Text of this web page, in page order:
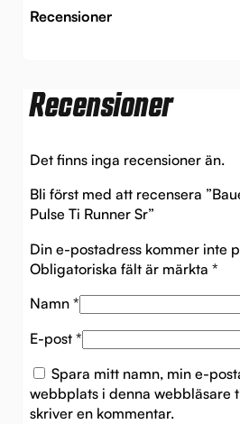
Recensioner
Recensioner
Det finns inga recensioner än.
Bli först med att recensera
Pulse Ti Runner Sr”
Din e-postadress kommer inte
Obligatoriska fält är märkta *
Namn *
E-post *
Spara mitt namn, min e-
webbplats i denna webbläsare
skriver en kommentar.